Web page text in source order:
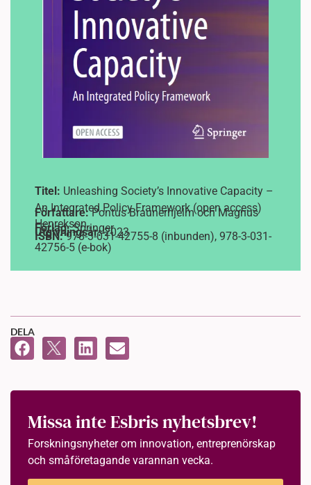
Titel: Unleashing Society’s Innovative Capacity –
An Integrated Policy Framework (open access)
Författare:Pontus Braunerhjelm och Magnus
Henrekson
Förlag:Springer
Utgivningsår:2023
ISBN:978-3-031-42755-8 (inbunden), 978-3-031-
42756-5 (e-bok)
DELA
Missa inte Esbris nyhetsbrev!
Forskningsnyheter om innovation, entreprenörskap
och småföretagande varannan vecka.